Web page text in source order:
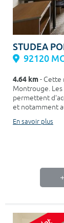
STUDEA
92120
4.64 km- Cette
Montrouge.
permettent
et notamment
En savoir plus